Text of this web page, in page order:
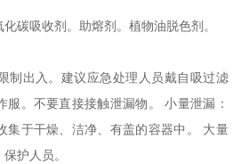
碳吸收剂。助熔剂。植物油脱色剂。
制出入。建议应急处理人员戴自吸过滤
服。不要直接接触泄漏物。 小量泄漏：
集于干燥、洁净、有盖的容器中。 大量
护人员。